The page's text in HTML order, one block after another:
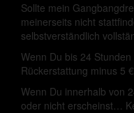
Sollte mein
meinerseits nicht
selbstverständlich
Wenn Du bis 24
Rückerstattung minus 5
Wenn Du innerhalb von
oder nicht erscheinst…